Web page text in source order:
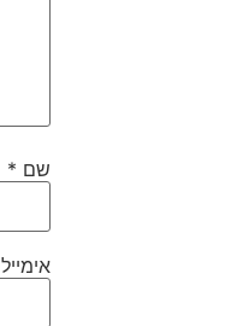
שם *
אימייל